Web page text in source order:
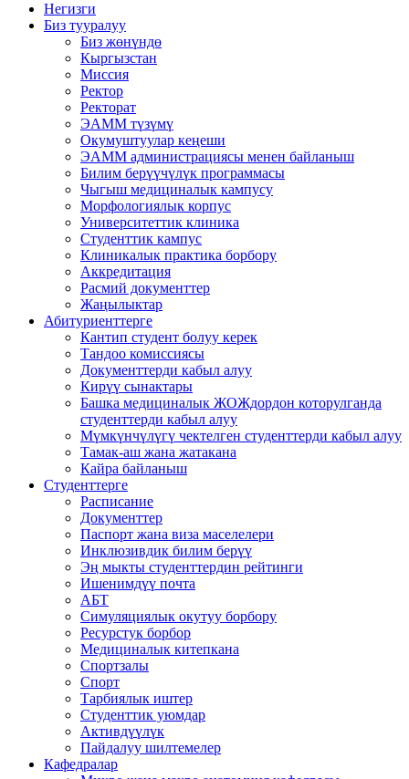
Негизги
Биз тууралуу
Биз жөнүндө
Кыргызстан
Миссия
Ректор
Ректорат
ЭАММ түзүмү
Окумуштуулар кеңеши
ЭАММ администрациясы менен байланыш
Билим берүүчүлүк программасы
Чыгыш медициналык кампусу
Морфологиялык корпус
Университеттик клиника
Студенттик кампус
Клиникалык практика борбору
Аккредитация
Расмий документтер
Жаңылыктар
Абитуриенттерге
Кантип студент болуу керек
Тандоо комиссиясы
Документтерди кабыл алуу
Кирүү сынактары
Башка медициналык ЖОЖдордон которулганда
студенттерди кабыл алуу
Мүмкүнчүлүгү чектелген студенттерди кабыл алуу
Тамак-аш жана жатакана
Кайра байланыш
Студенттерге
Расписание
Документтер
Паспорт жана виза маселелери
Инклюзивдик билим берүү
Эң мыкты студенттердин рейтинги
Ишенимдүү почта
АБТ
Симуляциялык окутуу борбору
Ресурстук борбор
Медициналык китепкана
Спортзалы
Спорт
Тарбиялык иштер
Студенттик уюмдар
Активдүүлүк
Пайдалуу шилтемелер
Кафедралар